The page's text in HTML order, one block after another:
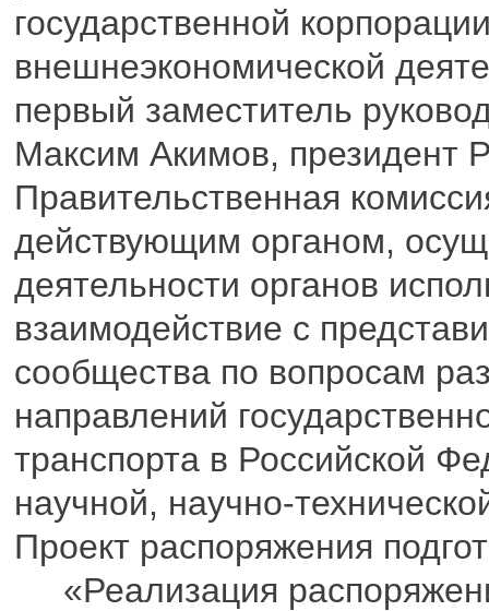
государственной
внешнеэкономической
первый заместитель
Максим Акимов, президент
Правительственная
действующим органом,
деятельности органов
взаимодействие с
сообщества по вопросам
направлений
транспорта в Российской
научной, научно-
Проект распоряжения
«Реализация